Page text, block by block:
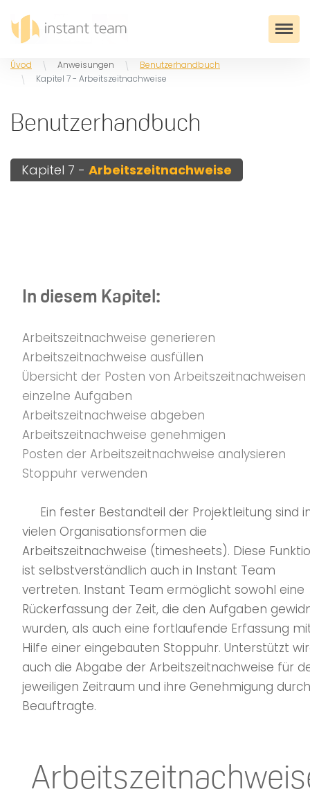
Úvod Anweisungen
Benutzerhandbuch
Kapitel 7 - Arbeitszeitnachweise
Benutzerhandbuch
Kapitel 7 - Arbeitszeitnachweise
In diesem Kapitel:
Arbeitszeitnachweise generieren
Arbeitszeitnachweise ausfüllen
Übersicht der Posten von Arbeitszeitnachweisen
einzelne Aufgaben
Arbeitszeitnachweise abgeben
Arbeitszeitnachweise genehmigen
Posten der Arbeitszeitnachweise analysieren
Stoppuhr verwenden
Ein fester Bestandteil der Projektleitung sind
vielen Organisationsformen die
Arbeitszeitnachweise (timesheets). Diese
ist selbstverständlich auch in Instant Team
vertreten. Instant Team ermöglicht sowohl eine
Rückerfassung der Zeit, die den Aufgaben
wurden, als auch eine fortlaufende Erfassung
Hilfe einer eingebauten Stoppuhr. Unterstützt
auch die Abgabe der Arbeitszeitnachweise für
jeweiligen Zeitraum und ihre Genehmigung durch
Beauftragte.